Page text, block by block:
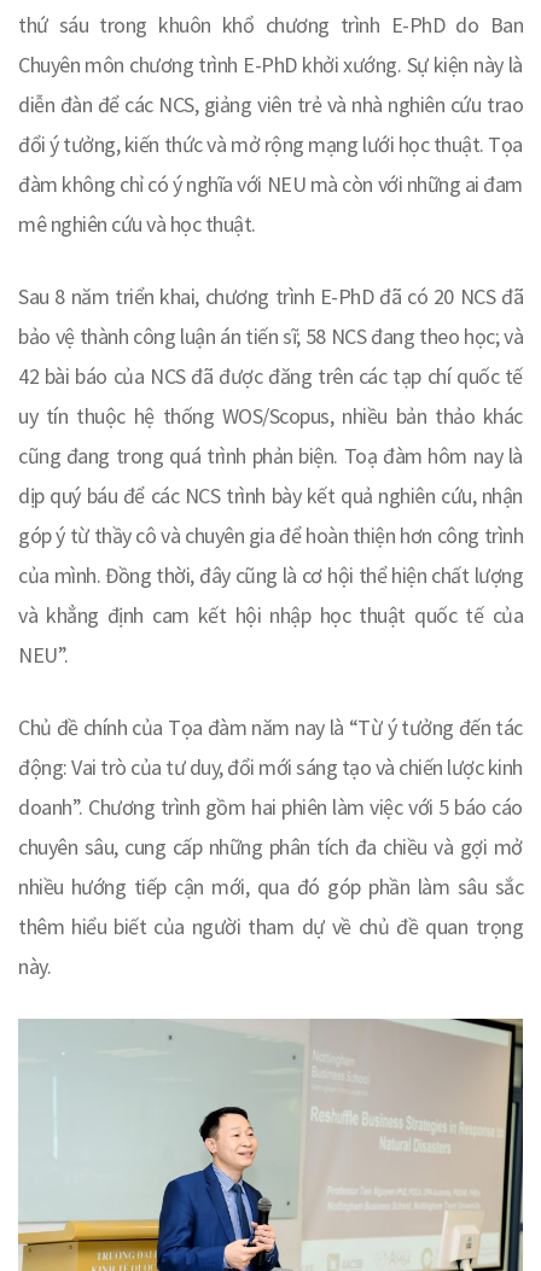
thứ sáu trong khuôn khổ chương trình E-PhD do Ban
Chuyên môn chương trình E-PhD khởi xướng. Sự kiện này là
diễn đàn để các NCS, giảng viên trẻ và nhà nghiên cứu trao
đổi ý tưởng, kiến thức và mở rộng mạng lưới học thuật. Tọa
đàm không chỉ có ý nghĩa với NEU mà còn với những ai đam
mê nghiên cứu và học thuật.
Sau 8 năm triển khai, chương trình E-PhD đã có 20 NCS đã
bảo vệ thành công luận án tiến sĩ; 58 NCS đang theo học; và
42 bài báo của NCS đã được đăng trên các tạp chí quốc tế
uy tín thuộc hệ thống WOS/Scopus, nhiều bản thảo khác
cũng đang trong quá trình phản biện. Toạ đàm hôm nay là
dịp quý báu để các NCS trình bày kết quả nghiên cứu, nhận
góp ý từ thầy cô và chuyên gia để hoàn thiện hơn công trình
của mình. Đồng thời, đây cũng là cơ hội thể hiện chất lượng
và khẳng định cam kết hội nhập học thuật quốc tế của
NEU”.
Chủ đề chính của Tọa đàm năm nay là “Từ ý tưởng đến tác
động: Vai trò của tư duy, đổi mới sáng tạo và chiến lược kinh
doanh”. Chương trình gồm hai phiên làm việc với 5 báo cáo
chuyên sâu, cung cấp những phân tích đa chiều và gợi mở
nhiều hướng tiếp cận mới, qua đó góp phần làm sâu sắc
thêm hiểu biết của người tham dự về chủ đề quan trọng
này.